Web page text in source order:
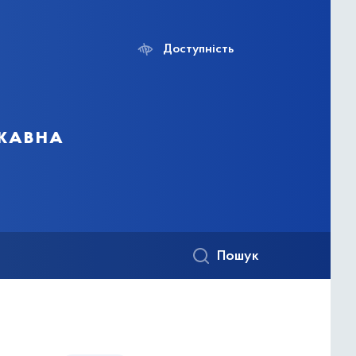
Доступність
Пошук